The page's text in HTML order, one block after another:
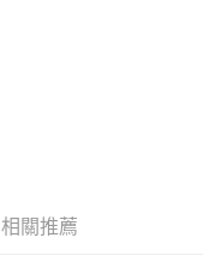
相關推薦